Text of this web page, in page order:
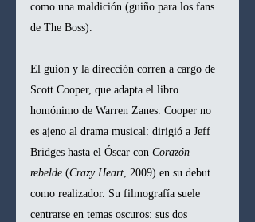
como una maldición (guiño para los fans
de The Boss).
El guion y la dirección corren a cargo de
Scott Cooper, que adapta el libro
homónimo de Warren Zanes. Cooper no
es ajeno al drama musical: dirigió a Jeff
Bridges hasta el Óscar con Corazón
rebelde (Crazy Heart, 2009) en su debut
como realizador. Su filmografía suele
centrarse en temas oscuros: sus dos